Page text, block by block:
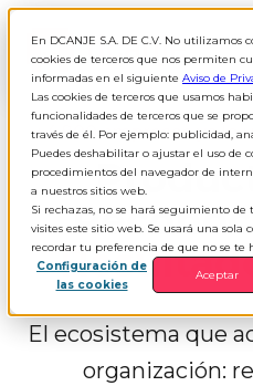
En DCANJE S.A. DE C.V. No utilizamos
cookies de terceros que nos permiten
informadas en el siguiente Aviso de
Las cookies de terceros que usamos
funcionalidades de terceros que se
través de él. Por ejemplo: publicidad,
Puedes deshabilitar o ajustar el uso de
procedimientos del navegador de
a nuestros sitios web.
Si rechazas, no se hará seguimiento
visites este sitio web. Se usará una sola
recordar tu preferencia de que no se te
Configuración de
las cookies
Aceptar
+4.800 empresas ya lo
El ecosistema que
organización: